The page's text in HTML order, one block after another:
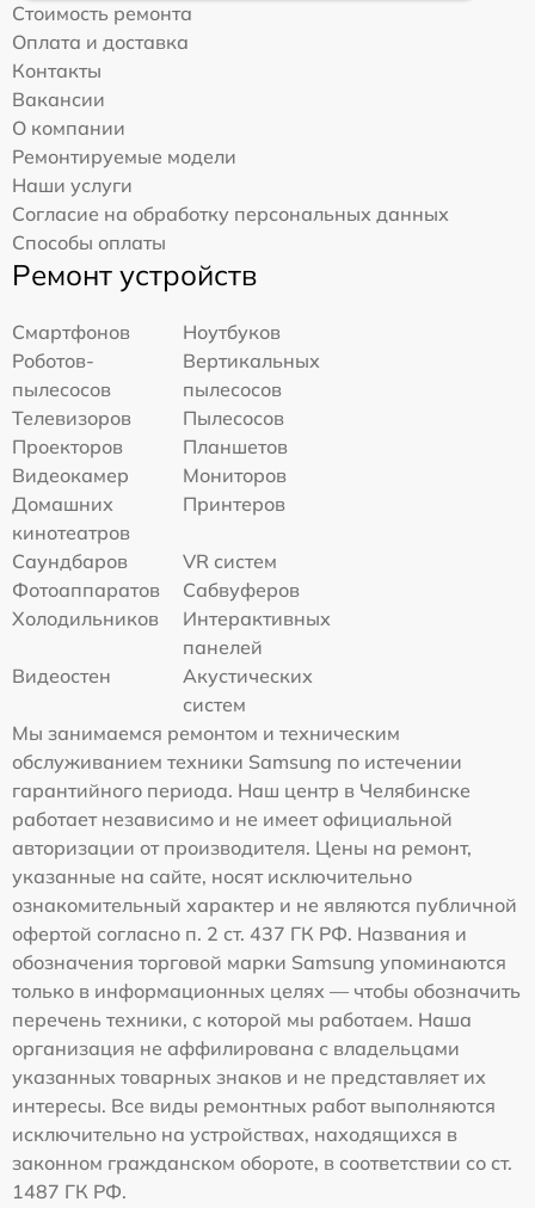
Стоимость ремонта
Оплата и доставка
Контакты
Вакансии
О компании
Ремонтируемые модели
Наши услуги
Согласие на обработку персональных данных
Способы оплаты
Ремонт устройств
Смартфонов
Ноутбуков
Роботов-
пылесосов
Вертикальных
пылесосов
Телевизоров
Пылесосов
Проекторов
Планшетов
Видеокамер
Мониторов
Домашних
кинотеатров
Принтеров
Саундбаров
VR систем
Фотоаппаратов
Сабвуферов
Холодильников
Интерактивных
панелей
Видеостен
Акустических
систем
Мы занимаемся ремонтом и техническим
обслуживанием техники Samsung по истечении
гарантийного периода. Наш центр в Челябинске
работает независимо и не имеет официальной
авторизации от производителя. Цены на ремонт,
указанные на сайте, носят исключительно
ознакомительный характер и не являются публичной
офертой согласно п. 2 ст. 437 ГК РФ. Названия и
обозначения торговой марки Samsung упоминаются
только в информационных целях — чтобы обозначить
перечень техники, с которой мы работаем. Наша
организация не аффилирована с владельцами
указанных товарных знаков и не представляет их
интересы. Все виды ремонтных работ выполняются
исключительно на устройствах, находящихся в
законном гражданском обороте, в соответствии со ст.
1487 ГК РФ.